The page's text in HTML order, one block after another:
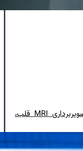
MRI قلب چیست؟ راهنمای کامل تصویربرداری MRI قلب،